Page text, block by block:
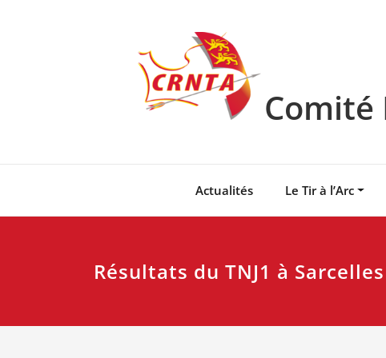
Comité
Actualités Le Tir à l’Arc
Résultats du TNJ1 à Sarcelles